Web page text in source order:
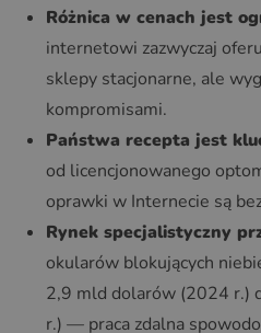
Różnica w cenach jest
internetowi zazwyczaj
sklepy stacjonarne, ale
kompromisami.
Państwa recepta jest
od licencjonowanego
oprawki w Internecie są
Rynek specjalistyczny
okularów blokujących
2,9 mld dolarów (2024 r.)
r.) — praca zdalna